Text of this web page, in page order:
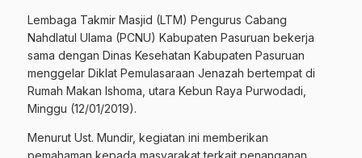
Lembaga Takmir Masjid (LTM) Pengurus Cabang
Nahdlatul Ulama (PCNU) Kabupaten Pasuruan bekerja
sama dengan Dinas Kesehatan Kabupaten Pasuruan
menggelar Diklat Pemulasaraan Jenazah bertempat di
Rumah Makan Ishoma, utara Kebun Raya Purwodadi,
Minggu (12/01/2019).
Menurut Ust. Mundir, kegiatan ini memberikan